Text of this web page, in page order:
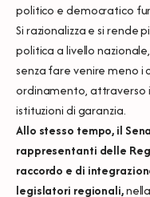
politico e democratico
Si razionalizza e si rende
politica a livello
senza fare venire meno i
ordinamento, attraverso
istituzioni di garanzia.
Allo stesso tempo, il
rappresentanti delle
raccordo e di
legislatori regionali,